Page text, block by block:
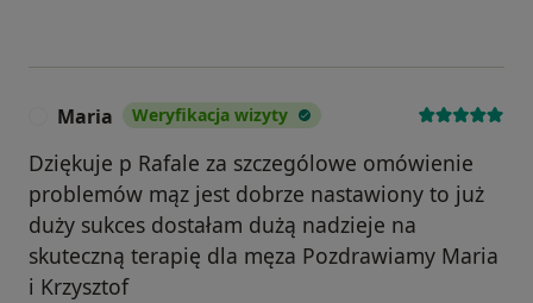
Maria Weryfikacja wizyty
Dziękuje p Rafale za szczególowe omówienie
problemów mąz jest dobrze nastawiony to już
duży sukces dostałam dużą nadzieje na
skuteczną terapię dla męza Pozdrawiamy Maria
i Krzysztof